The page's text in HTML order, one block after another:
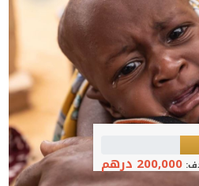
200,000 درهم